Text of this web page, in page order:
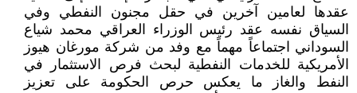
عقدها لعامين آخرين في حقل مجنون النفطي وفي
السياق نفسه عقد رئيس الوزراء العراقي محمد شياع
السوداني اجتماعاً مهماً مع وفد من شركة مورغان هيوز
الأمريكية للخدمات النفطية لبحث فرص الاستثمار في
النفط والغاز ما يعكس حرص الحكومة على تعزيز